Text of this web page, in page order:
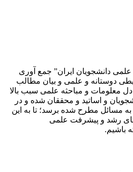
دانشجویان ایران” جمع آوری
دوستانه و علمی و بیان مطالب
معلومات و مباحثه علمی سبب بالا
و اساتید و محققان شده و در
به مسائل مطرح شده برسد؛ تا به این
رشد و پیشرفت علمی
باشیم.